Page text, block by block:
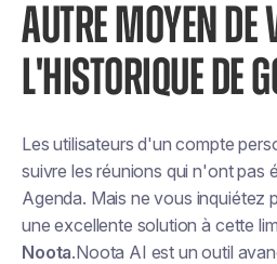
AUTRE MOYEN DE
L'HISTORIQUE DE
Les utilisateurs d'un compte
suivre les réunions qui n'ont pas
Agenda. Mais ne vous inquiétez
une excellente solution à cette
Noota.Noota AI est un outil